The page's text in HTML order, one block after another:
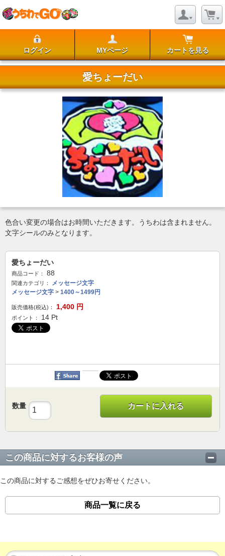
ログイン MYページ カートを見る
愛ちょーだい
色合い変更の場合はお時間いただきます。うちわは含まれません。
文字シールのみとなります。
愛ちょーだい
商品コード： 88
関連カテゴリ：
メッセージ文字
メッセージ文字 > 1400～1499円
販売価格(税込)： 1,400 円
ポイント： 14 Pt
数量 カートに入れる
この商品に対するお客様の声
この商品に対するご感想をぜひお寄せください。
商品一覧に戻る